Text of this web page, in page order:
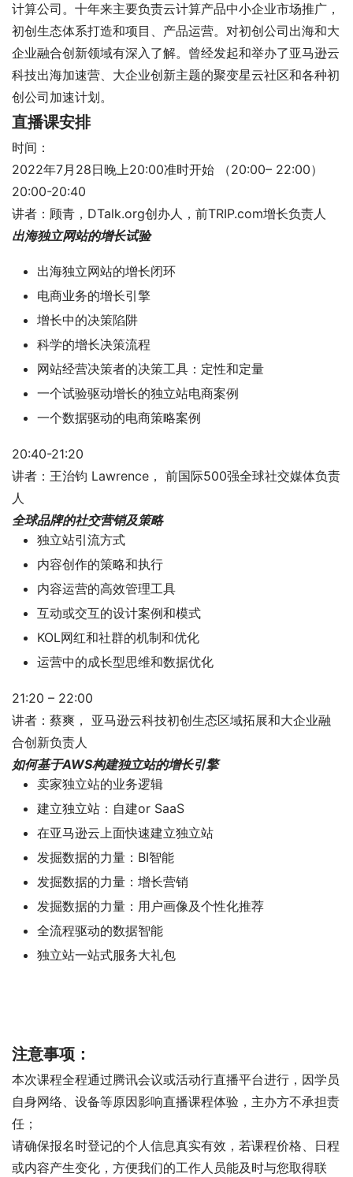
计算公司。十年来主要负责云计算产品中小企业市场推广，
初创生态体系打造和项目、产品运营。对初创公司出海和大
企业融合创新领域有深入了解。曾经发起和举办了亚马逊云
科技出海加速营、大企业创新主题的聚变星云社区和各种初
创公司加速计划。
直播课安排
时间：
2022年7月28日晚上20:00准时开始 （20:00– 22:00）
20:00-20:40
讲者：顾青，DTalk.org创办人，前TRIP.com增长负责人
出海独立网站的增长试验
出海独立网站的增长闭环
电商业务的增长引擎
增长中的决策陷阱
科学的增长决策流程
网站经营决策者的决策工具：定性和定量
一个试验驱动增长的独立站电商案例
一个数据驱动的电商策略案例
20:40-21:20
讲者：王治钧 Lawrence， 前国际500强全球社交媒体负责
人
全球品牌的社交营销及策略
独立站引流方式
内容创作的策略和执行
内容运营的高效管理工具
互动或交互的设计案例和模式
KOL网红和社群的机制和优化
运营中的成长型思维和数据优化
21:20 – 22:00
讲者：蔡爽， 亚马逊云科技初创生态区域拓展和大企业融
合创新负责人
如何基于AWS构建独立站的增长引擎
卖家独立站的业务逻辑
建立独立站：自建or SaaS
在亚马逊云上面快速建立独立站
发掘数据的力量：BI智能
发掘数据的力量：增长营销
发掘数据的力量：用户画像及个性化推荐
全流程驱动的数据智能
独立站一站式服务大礼包
注意事项：
本次课程全程通过腾讯会议或活动行直播平台进行，因学员
自身网络、设备等原因影响直播课程体验，主办方不承担责
任；
请确保报名时登记的个人信息真实有效，若课程价格、日程
或内容产生变化，方便我们的工作人员能及时与您取得联